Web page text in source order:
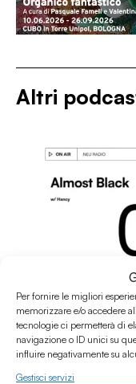
Per fornire le migliori
memorizzare e/o accedere
tecnologie ci permetterà di
navigazione o ID unici su
influire negativamente su
Gestisci servizi
Altri